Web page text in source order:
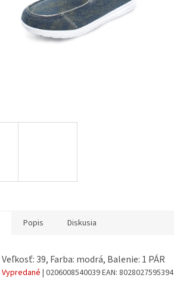
Popis Diskusia
Veľkosť: 39, Farba: modrá, Balenie: 1 PÁR
Vypredané | 0206008540039EAN: 8028027595394